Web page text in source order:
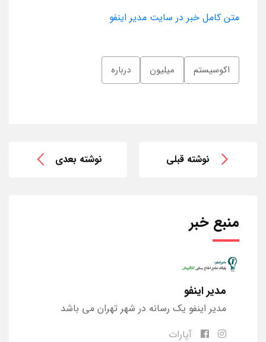
متن کامل خبر در سایت مدیر اینفو
اکوسیستم میلیون درباره
نوشته قبلی نوشته بعدی
منبع خبر
مدیر اینفو
مدیر اینفو یک رسانه در شهر تهران می باشد
آپارات